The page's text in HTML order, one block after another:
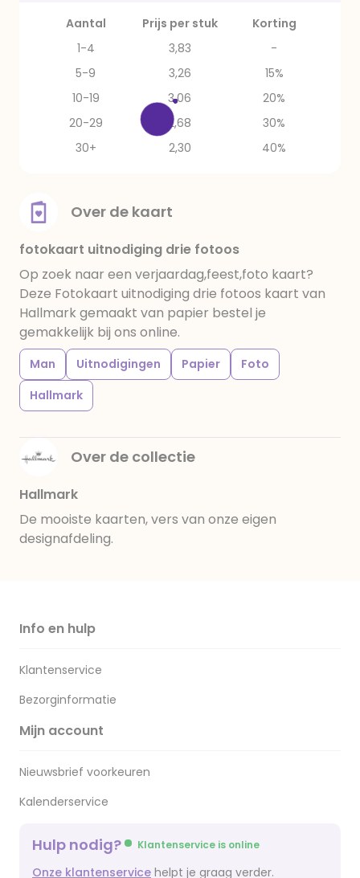
Aantal Prijs per stuk
Korting
1-4
3,83
-
5-9
3,26
15%
10-19
3,06
20%
20-29
2,68
30%
30+
2,30 40%
Over de kaart
fotokaart uitnodiging drie fotoos
Op zoek naar een verjaardag,feest,foto kaart?
Deze Fotokaart uitnodiging drie fotoos kaart van
Hallmark gemaakt van papier bestel je
gemakkelijk bij ons online.
Man Uitnodigingen Papier
Foto
Hallmark
Over de collectie
Hallmark
De mooiste kaarten, vers van onze eigen
designafdeling.
Info en hulp
Klantenservice
Bezorginformatie
Mijn account
Nieuwsbrief voorkeuren
Kalenderservice
Hulp nodig? Klantenservice is online
Onze klantenservice helpt je graag verder.